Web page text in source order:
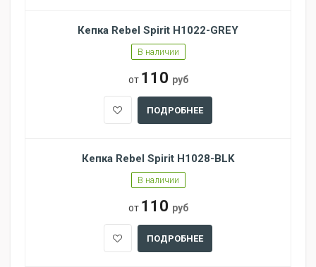
Кепка Rebel Spirit H1022-GREY
В наличии
от 110 руб
ПОДРОБНЕЕ
Кепка Rebel Spirit H1028-BLK
В наличии
от 110 руб
ПОДРОБНЕЕ